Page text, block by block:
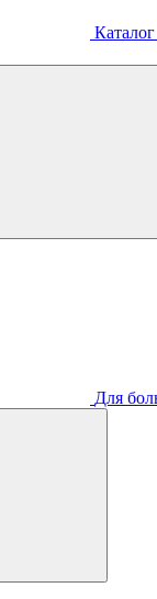
Каталог
Для